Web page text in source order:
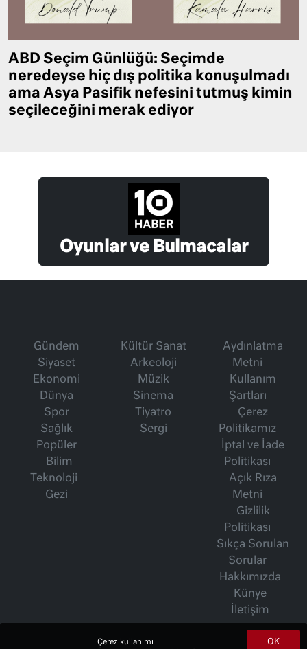
ABD Seçim Günlüğü: Seçimde
neredeyse hiç dış politika konuşulmadı
ama Asya Pasifik nefesini tutmuş kimin
seçileceğini merak ediyor
Oyunlar ve Bulmacalar
Gündem
Siyaset
Ekonomi
Dünya
Spor
Sağlık
Popüler
Bilim
Teknoloji
Gezi
Kültür Sanat
Arkeoloji
Müzik
Sinema
Tiyatro
Sergi
Aydınlatma
Metni
Kullanım
Şartları
Çerez
Politikamız
İptal ve İade
Politikası
Açık Rıza
Metni
Gizlilik
Politikası
Sıkça Sorulan
Sorular
Hakkımızda
Künye
İletişim
OK
Çerez kullanımı